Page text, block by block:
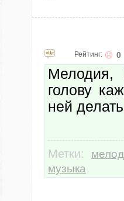
Рейтинг: 0
Мелодия,
голову
ней
Метки:
музыка